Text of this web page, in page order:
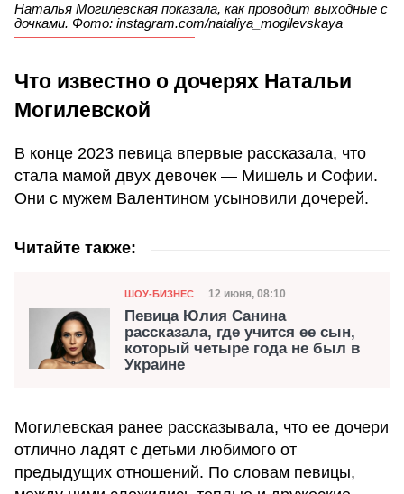
Наталья Могилевская показала, как проводит выходные с
дочками. Фото: instagram.com/nataliya_mogilevskaya
Что известно о дочерях Натальи
Могилевской
В конце 2023 певица впервые рассказала, что
стала мамой двух девочек — Мишель и Софии.
Они с мужем Валентином усыновили дочерей.
Читайте также:
Категория
ШОУ-БИЗНЕС Дата публикации
12 июня, 08:10
Певица Юлия Санина
рассказала, где учится ее сын,
который четыре года не был в
Украине
Могилевская ранее рассказывала, что ее дочери
отлично ладят с детьми любимого от
предыдущих отношений. По словам певицы,